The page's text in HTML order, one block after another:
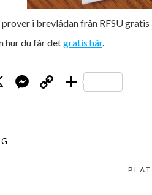
prover i brevlådan från RFSU
hur du får detgratis här.
X Messenger
CopyDela